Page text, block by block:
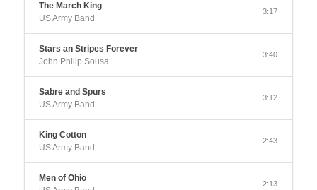
The March King
US Army Band
3:17
Stars an Stripes Forever
John Philip Sousa
3:40
Sabre and Spurs
US Army Band
3:12
King Cotton
US Army Band
2:43
Men of Ohio
2:13